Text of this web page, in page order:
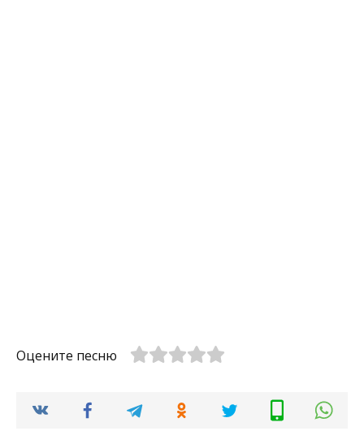
Оцените песню